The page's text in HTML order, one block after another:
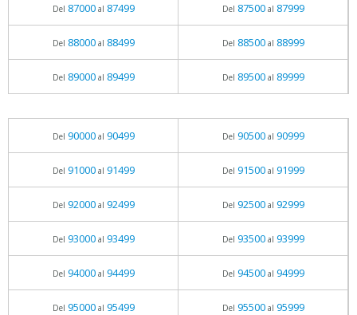
Del 87000al 87499 Del 87500al 87999
Del 88000al 88499 Del 88500al 88999
Del 89000al 89499 Del 89500al 89999
Del 90000al 90499 Del 90500al 90999
Del 91000al 91499 Del 91500al 91999
Del 92000al 92499 Del 92500al 92999
Del 93000al 93499 Del 93500al 93999
Del 94000al 94499 Del 94500al 94999
Del 95000al 95499 Del 95500al 95999